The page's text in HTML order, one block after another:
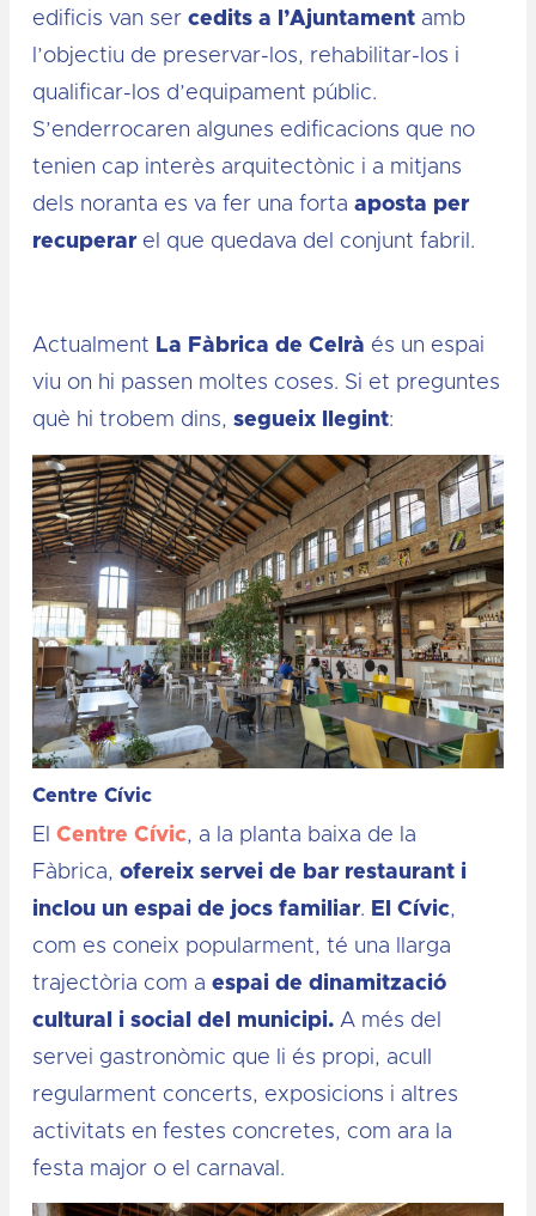
edificis van sercedits a l’Ajuntament amb
l’objectiu de preservar-los, rehabilitar-los i
qualificar-los d’equipament públic.
S’enderrocaren algunes edificacions que no
tenien cap interès arquitectònic i a mitjans
dels noranta es va fer una forta aposta per
recuperarel que quedava del conjunt fabril.
Actualment La Fàbrica de Celrà és un espai
viu on hi passen moltes coses. Si et preguntes
què hi trobem dins, segueix llegint:
Centre Cívic
ElCentre Cívic, a la planta baixa de la
Fàbrica, ofereix servei de bar restaurant i
inclou un espai de jocs familiar. El Cívic,
com es coneix popularment, té una llarga
trajectòria com aespai de dinamització
cultural i social del municipi. A més del
servei gastronòmic que li és propi, acull
regularment concerts, exposicions i altres
activitats en festes concretes, com ara la
festa major o el carnaval.